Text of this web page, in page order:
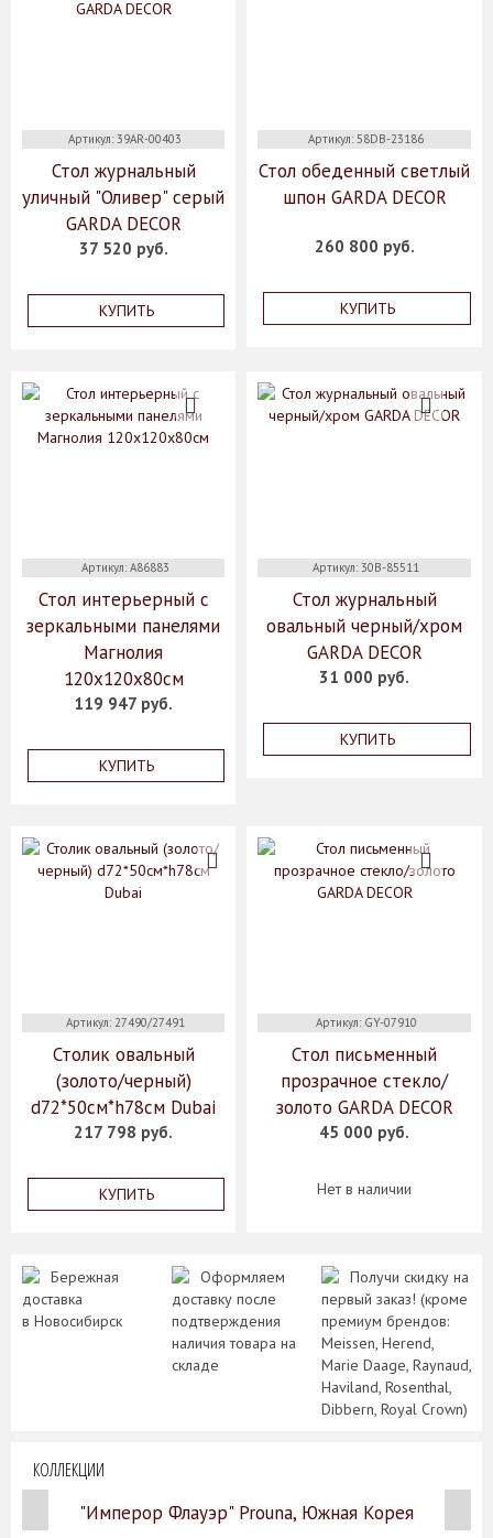
Артикул: 39AR-00403
Стол журнальный
уличный "Оливер" серый
GARDA DECOR
37 520 руб.
КУПИТЬ
Артикул: 58DB-23186
Стол обеденный светлый
шпон GARDA DECOR
260 800 руб.
КУПИТЬ
Артикул: A86883
Стол интерьерный с
зеркальными панелями
Магнолия
120х120х80см
119 947 руб.
КУПИТЬ
Артикул: 30B-85511
Стол журнальный
овальный черный/хром
GARDA DECOR
31 000 руб.
КУПИТЬ
Артикул: 27490/27491
Столик овальный
(золото/черный)
d72*50см*h78см Dubai
217 798 руб.
КУПИТЬ
Артикул: GY-07910
Стол письменный
прозрачное стекло/
золото GARDA DECOR
45 000 руб.
Нет в наличии
Бережная
доставка
в Новосибирск
Оформляем
доставку после
подтверждения
наличия товара на
складе
Получи скидку на
первый заказ! (кроме
премиум брендов:
Meissen, Herend,
Marie Daage, Raynaud,
Haviland, Rosenthal,
Dibbern, Royal Crown)
КОЛЛЕКЦИИ
"Имперор Флауэр" Prouna, Южная Корея